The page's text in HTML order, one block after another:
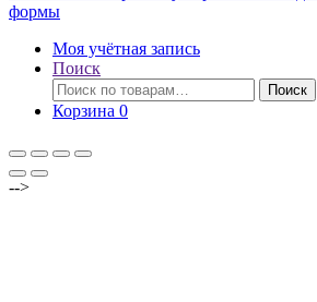
формы
Моя учётная запись
Поиск
Искать:
Поиск
Корзина 0
-->